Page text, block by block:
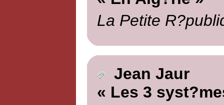
La Petite
Jean Jaur
« Les 3